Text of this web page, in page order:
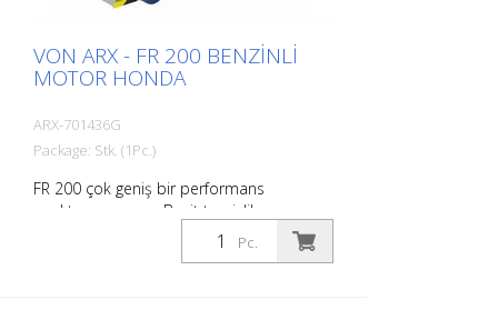
VON ARX - FR 200 BENZINLI
MOTOR HONDA
ARX-701436G
Package: Stk. (1Pc.)
FR 200 çok geniş bir performans
spektrumu sunar. Basit temizlik
faaliyetlerinden yol işaretleme
sektöründeki zorlu işaretleme
Pc.